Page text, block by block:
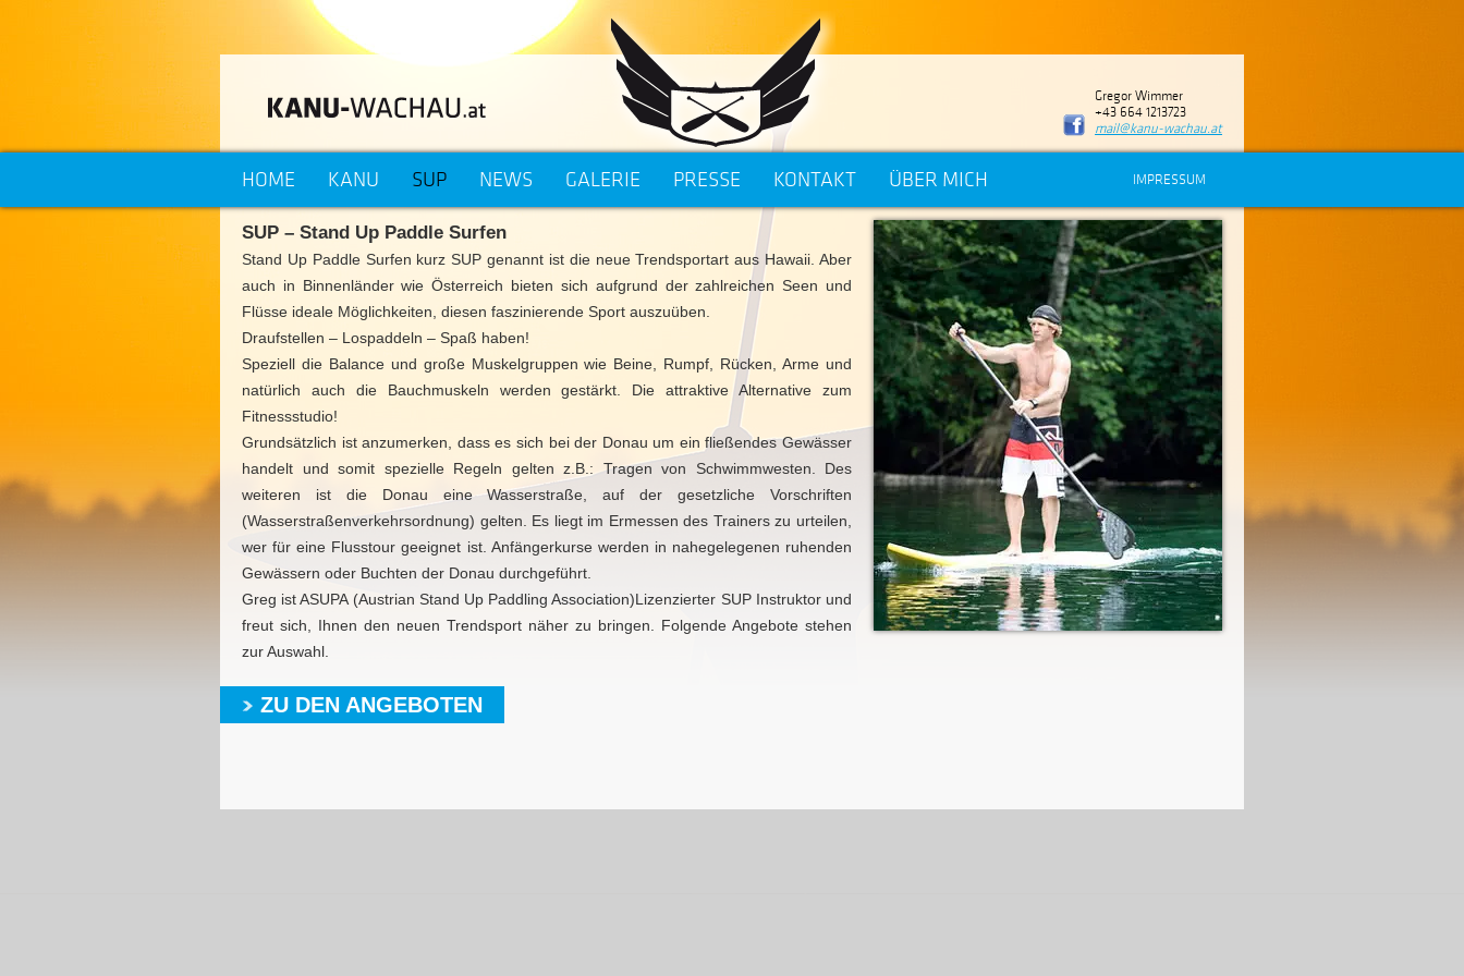
Gregor Wimmer
+43 664 1213723
mail@kanu-wachau.at
HOME KANU SUP NEWS GALERIE PRESSE KONTAKT ÜBER MICH IMPRESSUM
SUP – Stand Up Paddle Surfen
Stand Up Paddle Surfen kurz SUP genannt ist die neue Trendsportart aus Hawaii. Aber
auch in Binnenländer wie Österreich bieten sich aufgrund der zahlreichen Seen und
Flüsse ideale Möglichkeiten, diesen faszinierende Sport auszuüben.
Draufstellen – Lospaddeln – Spaß haben!
Speziell die Balance und große Muskelgruppen wie Beine, Rumpf, Rücken, Arme und
natürlich auch die Bauchmuskeln werden gestärkt. Die attraktive Alternative zum
Fitnessstudio!
Grundsätzlich ist anzumerken, dass es sich bei der Donau um ein fließendes Gewässer
handelt und somit spezielle Regeln gelten z.B.: Tragen von Schwimmwesten. Des
weiteren ist die Donau eine Wasserstraße, auf der gesetzliche Vorschriften
(Wasserstraßenverkehrsordnung) gelten. Es liegt im Ermessen des Trainers zu urteilen,
wer für eine Flusstour geeignet ist. Anfängerkurse werden in nahegelegenen ruhenden
Gewässern oder Buchten der Donau durchgeführt.
Greg ist ASUPA (Austrian Stand Up Paddling Association)Lizenzierter SUP Instruktor und
freut sich, Ihnen den neuen Trendsport näher zu bringen. Folgende Angebote stehen
zur Auswahl.
ZU DEN ANGEBOTEN